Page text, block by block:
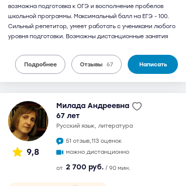
возможна подготовка к ОГЭ и восполнение пробелов
школьной программы. Максимальный балл на ЕГЭ - 100.
Сильный репетитор, умеет работать с учениками любого
уровня подготовки. Возможны дистанционные занятия
Подробнее Отзывы 67 Написать
9,8
Милада Андреевна
67 лет
русский язык, литература
51 отзыв,113 оценок
можно дистанционно
от 2 700 руб. / 90 мин.